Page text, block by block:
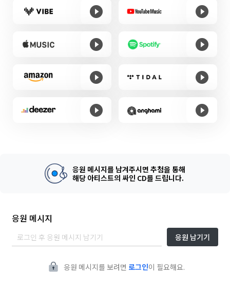
응원 메시지를 남겨주시면 추첨을 통해
해당 아티스트의 싸인 CD를 드립니다.
응원 메시지
응원 남기기
응원 메시지를 보려면 로그인이 필요해요.